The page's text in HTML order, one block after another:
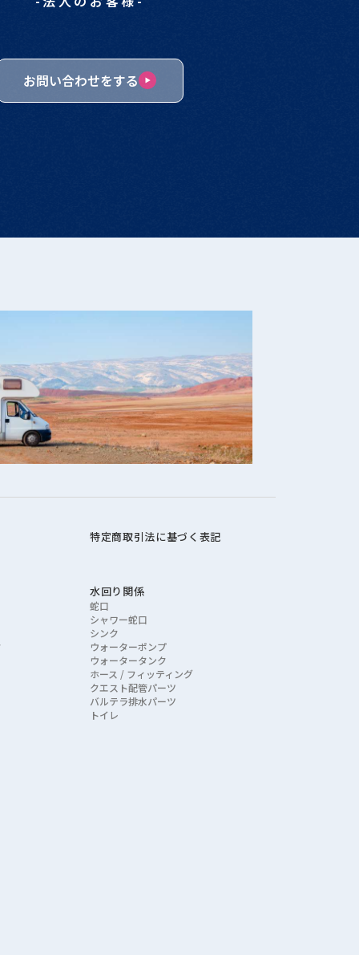
お問い合わせをする
特定商取引法に基づく表記
水回り関係
蛇口
シャワー蛇口
シンク
ウォーターポンプ
ウォータータンク
ホース / フィッティング
クエスト配管パーツ
バルテラ排水パーツ
トイレ